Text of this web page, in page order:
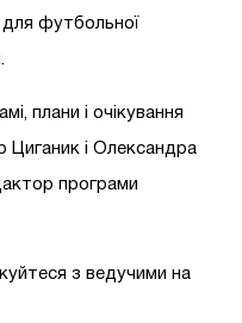
футбольної
плани і очікування
Циганик і Олександра
програми
з ведучими на